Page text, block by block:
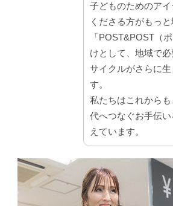
子どものためのア
くださる方がもっと
「POST&POST（
けとして、地域で
サイクルがさらに
す。
私たちはこれから
代へつなぐお手伝
えています。